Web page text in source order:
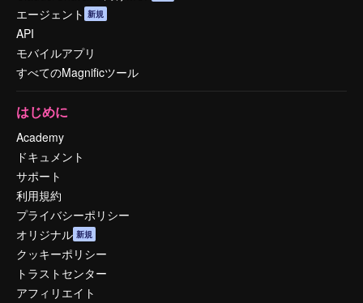
エージェント 新規
API
モバイルアプリ
すべてのMagnificツール
はじめに
Academy
ドキュメント
サポート
利用規約
プライバシーポリシー
オリジナル 新規
クッキーポリシー
トラストセンター
アフィリエイト